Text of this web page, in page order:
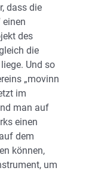
dass die
einen
des
die
Und so
„movinn
im
man auf
einen
dem
können,
um